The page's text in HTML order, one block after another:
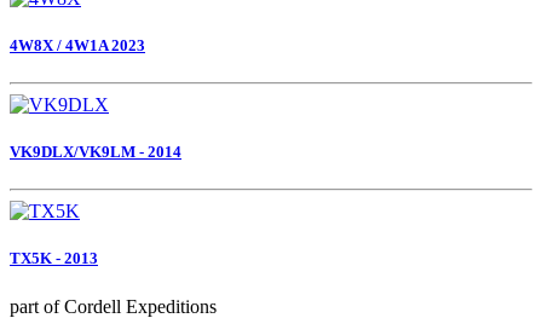
4W8X / 4W1A 2023
VK9DLX/VK9LM - 2014
TX5K - 2013
part of Cordell Expeditions